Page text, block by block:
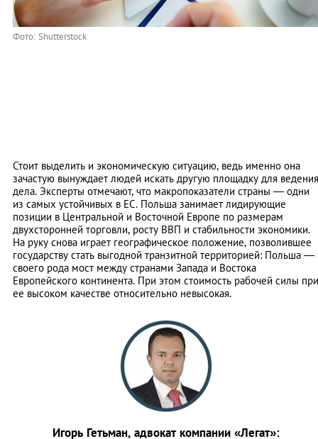
Фото: Shutterstock
Стоит выделить и экономическую ситуацию, ведь именно она
зачастую вынуждает людей искать другую площадку для ведения
дела. Эксперты отмечают, что макропоказатели страны — одни
из самых устойчивых в ЕС. Польша занимает лидирующие
позиции в Центральной и Восточной Европе по размерам
двухсторонней торговли, росту ВВП и стабильности экономики.
На руку снова играет географическое положение, позволившее
государству стать выгодной транзитной территорией: Польша ―
своего рода мост между странами Запада и Востока
Европейского континента. При этом стоимость рабочей силы при
ее высоком качестве относительно невысокая.
Игорь Гетьман, адвокат компании «Легат»: